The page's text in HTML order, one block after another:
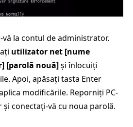
vă la contul de administrator.
utilizator net [nume
[parolă nouă]și înlocuiți
Apoi, apăsați tasta Enter
modificările. Reporniți PC-
conectați-vă cu noua parolă.